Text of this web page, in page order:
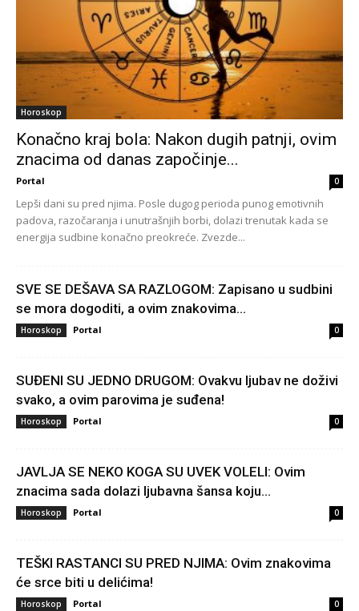
Horoskop
Konačno kraj bola: Nakon dugih patnji, ovim
znacima od danas započinje...
Portal 0
Lepši dani su pred njima. Posle dugog perioda punog emotivnih
padova, razočaranja i unutrašnjih borbi, dolazi trenutak kada se
energija sudbine konačno preokreće. Zvezde...
SVE SE DEŠAVA SA RAZLOGOM: Zapisano u sudbini
se mora dogoditi, a ovim znakovima...
Horoskop Portal 0
SUĐENI SU JEDNO DRUGOM: Ovakvu ljubav ne doživi
svako, a ovim parovima je suđena!
Horoskop Portal 0
JAVLJA SE NEKO KOGA SU UVEK VOLELI: Ovim
znacima sada dolazi ljubavna šansa koju...
Horoskop Portal 0
TEŠKI RASTANCI SU PRED NJIMA: Ovim znakovima
će srce biti u delićima!
Horoskop Portal 0